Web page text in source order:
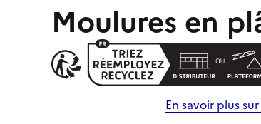
Moulures en
En savoir plus